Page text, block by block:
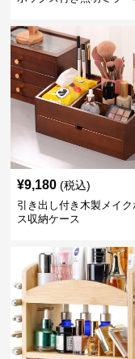
¥9,180 (税込)
引き出し付き木製メイク
ス収納ケース